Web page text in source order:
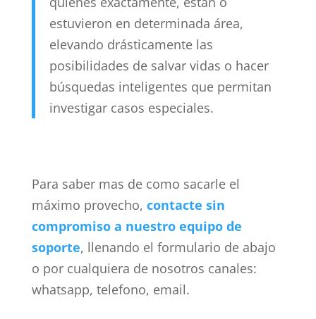
estuvieron en determinada área,
elevando drásticamente las
posibilidades de salvar vidas o hacer
búsquedas inteligentes que permitan
investigar casos especiales.
Para saber mas de como sacarle el
máximo provecho, contacte sin
compromiso a nuestro equipo de
soporte, llenando el formulario de abajo
o por cualquiera de nosotros canales:
whatsapp, telefono, email.